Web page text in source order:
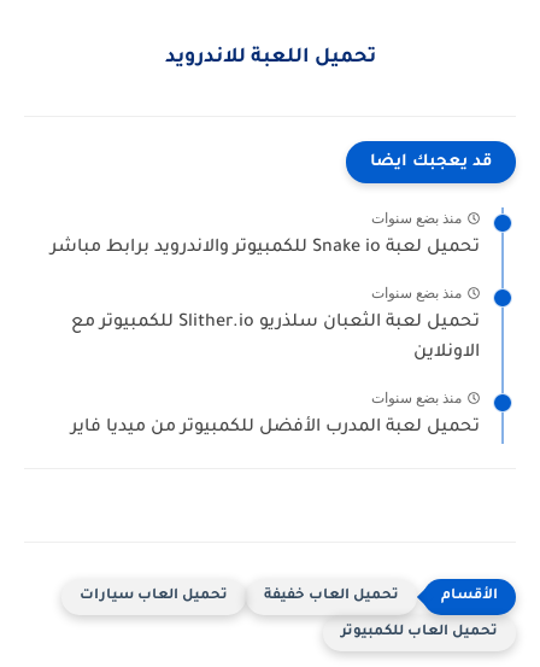
تحميل اللعبة للاندرويد
قد يعجبك ايضا
منذ بضع سنوات
تحميل لعبة Snake io للكمبيوتر والاندرويد برابط مباشر
منذ بضع سنوات
تحميل لعبة الثعبان سلذريو Slither.io للكمبيوتر مع
الاونلاين
منذ بضع سنوات
تحميل لعبة المدرب الأفضل للكمبيوتر من ميديا فاير
تحميل العاب خفيفة تحميل العاب سيارات
تحميل العاب للكمبيوتر